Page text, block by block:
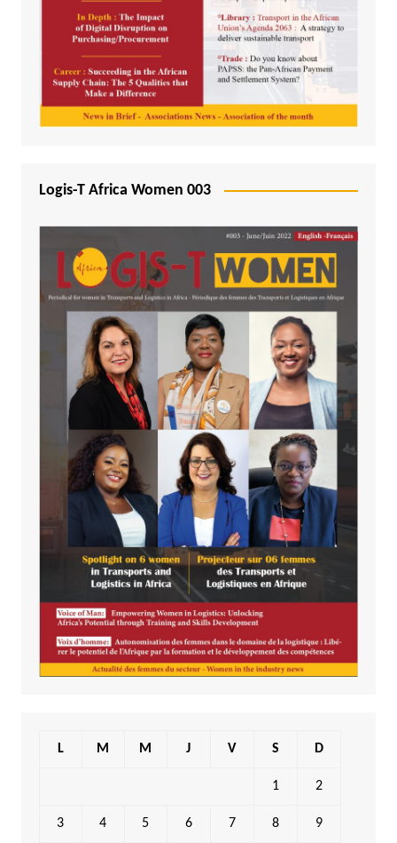
Logis-T Africa Women 003
L M M J V S D
1 2
3 4 5 6 7 8 9